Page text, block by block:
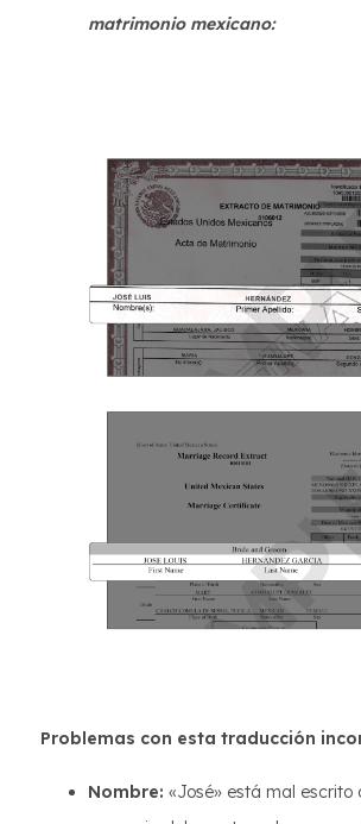
matrimonio mexicano:
Problemas con esta traducción
Nombre: «José» está mal escrito